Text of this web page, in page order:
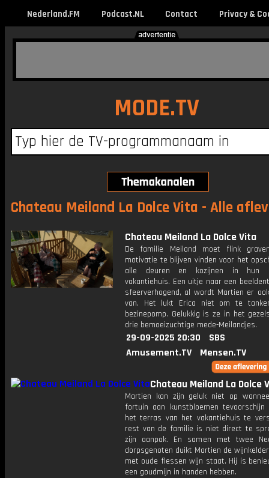
Nederland.FM Podcast.NL Contact Privacy &
MODE.TV
Chateau Meiland La Dolce Vita - Alle
Chateau Meiland La Dolce Vita
De familie Meiland moet flink
motivatie te blijven vinden voor het
alle deuren en kozijnen in hun
vakantiehuis. Een uitje naar een
sfeerverhogend, al wordt Martien er
van. Het lukt Erica niet om te
bezinepomp. Gelukkig is ze in het
drie bemoeizuchtige mede-Meilandjes.
29-09-2025 20:30
SBS
Amusement.TV
Mensen.TV
Chateau Meiland La Dolce
Martien kan zijn geluk niet op
fortuin aan kunstbloemen
het terras van het vakantiehuis te
rest van de familie is niet direct te
zijn aanpak. En samen met twee
dorpsgenoten duikt Martien de
met oude flessen wijn staat. Hij is
een goudmijn in handen hebben.